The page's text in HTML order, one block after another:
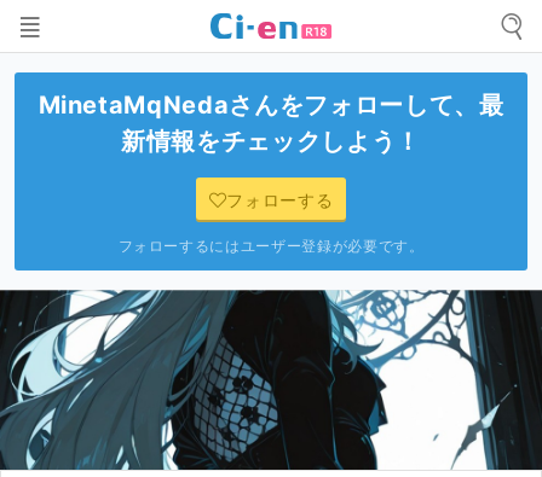
MinetaMqNedaさんをフォローして、最
新情報をチェックしよう！
フォローする
フォローするにはユーザー登録が必要です。